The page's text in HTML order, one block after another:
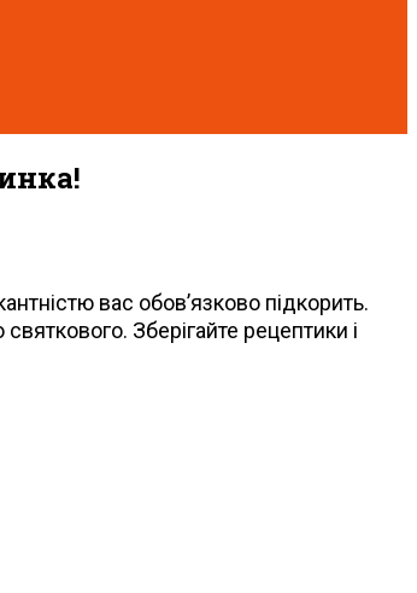
вас обов’язково підкорить.
Зберігайте рецептики і